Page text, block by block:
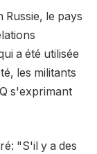
le pays
a été utilisée
les militants
s'exprimant
"S'il y a des